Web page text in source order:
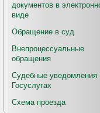
документов в
виде
Обращение в суд
Внепроцессуальные
обращения
Судебные уведомления
Госуслугах
Схема проезда